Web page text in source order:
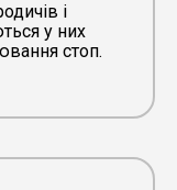
і
у них
стоп.